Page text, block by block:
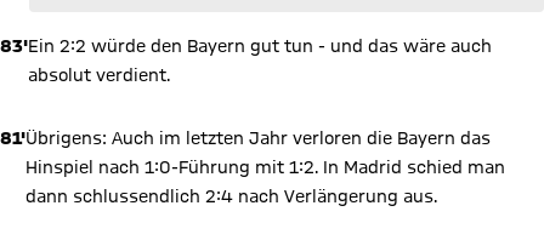
83'Ein 2:2 würde den Bayern gut tun - und das wäre auch
absolut verdient.
81'Übrigens: Auch im letzten Jahr verloren die Bayern das
Hinspiel nach 1:0-Führung mit 1:2. In Madrid schied man
dann schlussendlich 2:4 nach Verlängerung aus.